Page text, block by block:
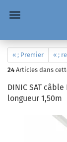
« ; Premier « ;
24 Articles dans
DINIC SAT
longueur 1,50m